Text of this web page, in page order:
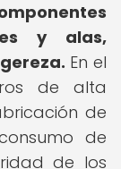
y alas,
En el
de alta
de
de
de los